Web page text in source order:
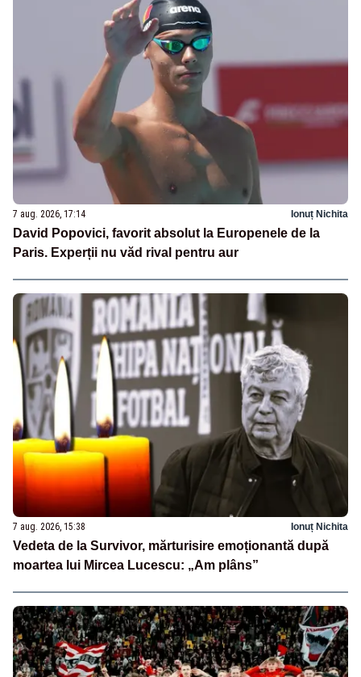
7 aug. 2026, 17:14 Ionuț Nichita
David Popovici, favorit absolut la Europenele de la
Paris. Experții nu văd rival pentru aur
7 aug. 2026, 15:38 Ionuț Nichita
Vedeta de la Survivor, mărturisire emoționantă după
moartea lui Mircea Lucescu: „Am plâns”